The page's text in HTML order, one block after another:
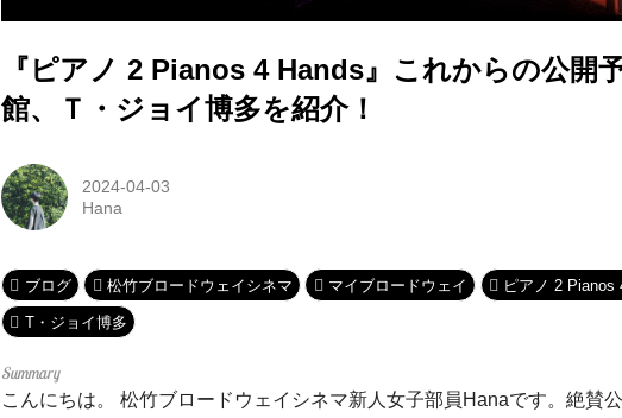
『ピアノ 2 Pianos 4 Hands』これからの公開
館、Ｔ・ジョイ博多を紹介！
2024-04-03
Hana
ブログ 松竹ブロードウェイシネマ マイブロードウェイ ピアノ 2 Pianos
T・ジョイ博多
こんにちは。 松竹ブロードウェイシネマ新人女子部員Hanaです。絶賛